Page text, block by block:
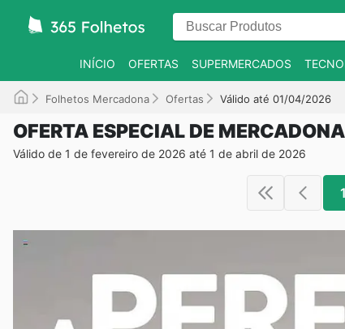
INÍCIO OFERTAS SUPERMERCADOS
Folhetos Mercadona Ofertas Válido até 01/04/2026
OFERTA ESPECIAL DE MERCADONA
Válido de 1 de fevereiro de 2026 até 1 de abril de 2026
1